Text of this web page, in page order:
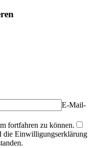
E-Mail-
fortfahren zu können.
die Einwilligungserklärung